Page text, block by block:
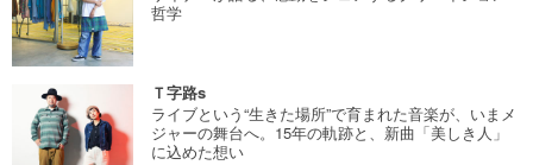
哲学
Ｔ字路s
ライブという“生きた場所”で育まれた音楽が、いまメ
ジャーの舞台へ。15年の軌跡と、新曲「美しき人」
に込めた想い